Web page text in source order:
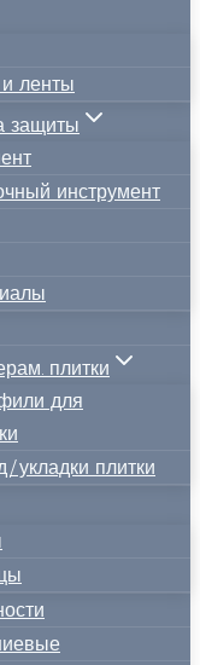
ленты
защиты
инструмент
плитки
для
укладки плитки